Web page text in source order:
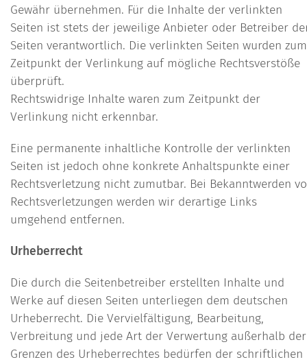
Gewähr übernehmen. Für die Inhalte der verlinkten
Seiten ist stets der jeweilige Anbieter oder Betreiber
Seiten verantwortlich. Die verlinkten Seiten wurden zum
Zeitpunkt der Verlinkung auf mögliche Rechtsverstöße
überprüft.
Rechtswidrige Inhalte waren zum Zeitpunkt der
Verlinkung nicht erkennbar.
Eine permanente inhaltliche Kontrolle der verlinkten
Seiten ist jedoch ohne konkrete Anhaltspunkte einer
Rechtsverletzung nicht zumutbar. Bei Bekanntwerden
Rechtsverletzungen werden wir derartige Links
umgehend entfernen.
Urheberrecht
Die durch die Seitenbetreiber erstellten Inhalte und
Werke auf diesen Seiten unterliegen dem deutschen
Urheberrecht. Die Vervielfältigung, Bearbeitung,
Verbreitung und jede Art der Verwertung außerhalb der
Grenzen des Urheberrechtes bedürfen der schriftlichen